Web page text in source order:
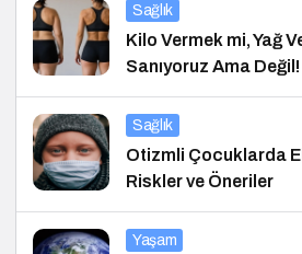
Sağlık
Kilo Vermek mi, Yağ
Sanıyoruz Ama Değil!
Sağlık
Otizmli Çocuklarda
Riskler ve Öneriler
Yaşam